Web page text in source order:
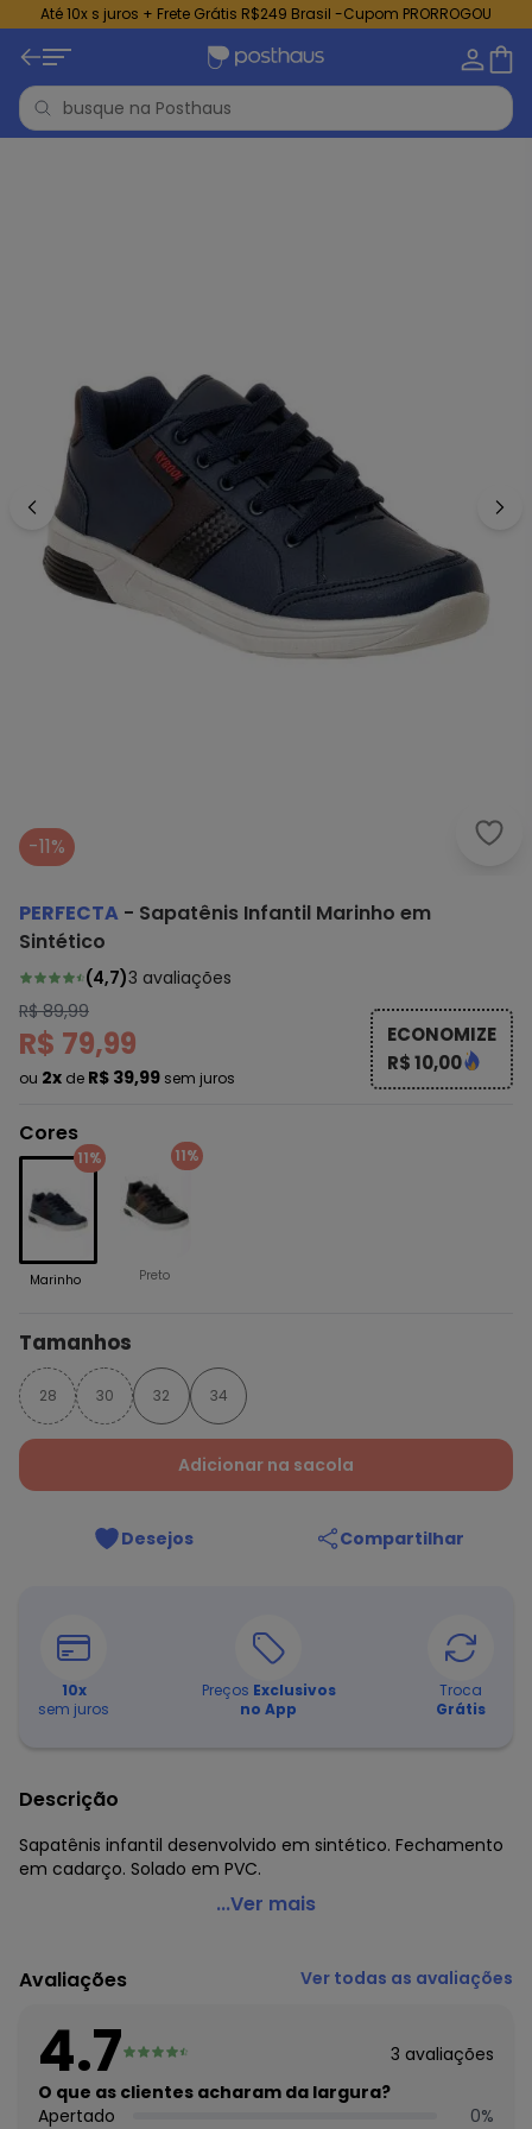
Até 10x s juros + Frete Grátis R$249 Brasil -Cupom PRORROGOU
-11%
PERFECTA - Sapatênis Infantil Marinho em
Sintético
(4,7)3 avaliações
R$ 89,99
R$ 79,99
ou 2x de R$ 39,99 sem juros
ECONOMIZE
R$ 10,00
Cores
11%
Marinho
11%
Preto
Tamanhos
28 30 32 34
Adicionar na sacola
Desejos Compartilhar
10x
sem juros
Preços Exclusivos
no App
Troca
Grátis
Descrição
Sapatênis infantil desenvolvido em sintético. Fechamento
em cadarço. Solado em PVC.
Perfecta - Sapatênis Infantil Marinho em Sintético
Material: Sintético
Composição: Sintético
...Ver mais
Avaliações Ver todas as avaliações
4.7 3 avaliações
O que as clientes acharam da largura?
Apertado
0%